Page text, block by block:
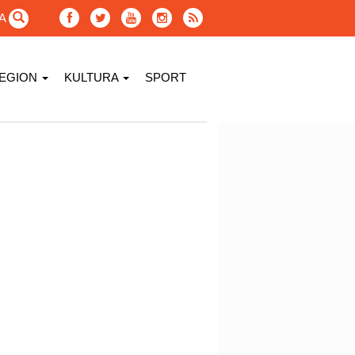
KULTURA SPORT